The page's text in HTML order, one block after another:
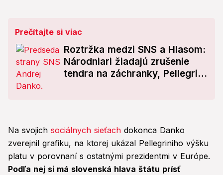
Prečítajte si viac
Roztržka medzi SNS a Hlasom:
Národniari žiadajú zrušenie
tendra na záchranky, Pellegrini
Na svojich sociálnych sieťach dokonca Danko
zverejnil grafiku, na ktorej ukázal Pellegriniho výšku
platu v porovnaní s ostatnými prezidentmi v Európe.
Podľa nej si má slovenská hlava štátu prísť